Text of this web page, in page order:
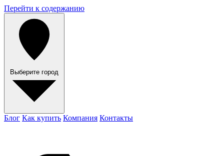
Перейти к содержанию
Выберите город
Блог Как купить Компания Контакты